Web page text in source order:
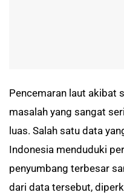
Pencemaran laut akibat
masalah yang sangat
luas. Salah satu data
Indonesia menduduki
penyumbang terbesar
dari data tersebut,